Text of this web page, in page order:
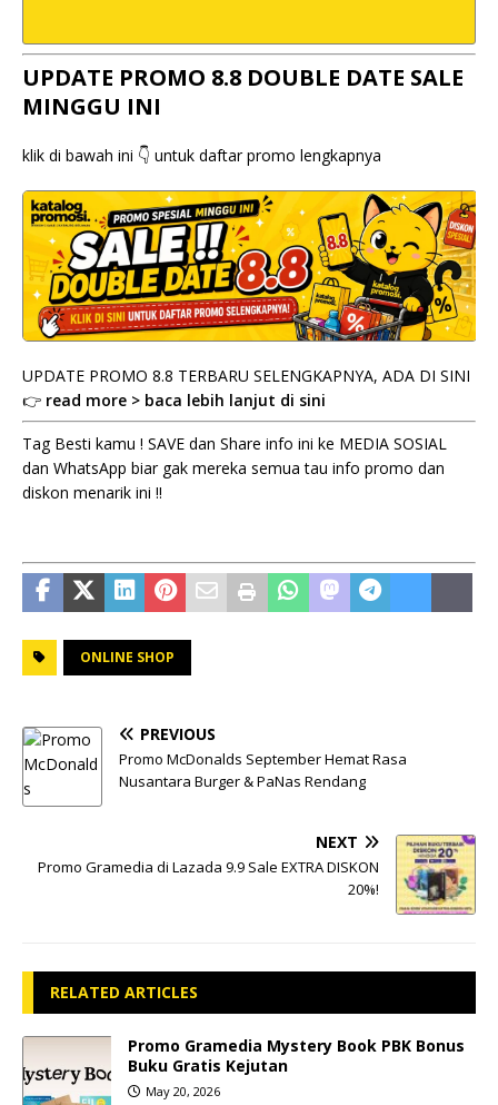
UPDATE PROMO 8.8 DOUBLE DATE SALE
MINGGU INI
klik di bawah ini 👇 untuk daftar promo lengkapnya
UPDATE PROMO 8.8 TERBARU SELENGKAPNYA, ADA DI SINI
👉 read more > baca lebih lanjut di sini
Tag Besti kamu ! SAVE dan Share info ini ke MEDIA SOSIAL
dan WhatsApp biar gak mereka semua tau info promo dan
diskon menarik ini !!
ONLINE SHOP
PREVIOUS
Promo McDonalds September Hemat Rasa
Nusantara Burger & PaNas Rendang
NEXT
Promo Gramedia di Lazada 9.9 Sale EXTRA DISKON
20%!
RELATED ARTICLES
Promo Gramedia Mystery Book PBK Bonus
Buku Gratis Kejutan
May 20, 2026